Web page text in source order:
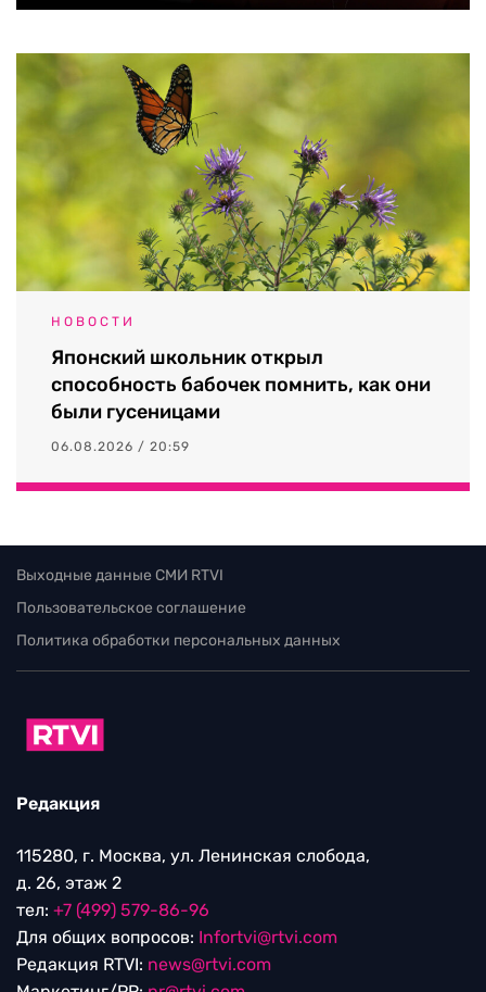
НОВОСТИ
Японский школьник открыл
способность бабочек помнить, как они
были гусеницами
06.08.2026 / 20:59
Выходные данные СМИ RTVI
Пользовательское соглашение
Политика обработки персональных данных
Редакция
115280, г. Москва, ул. Ленинская слобода,
д. 26, этаж 2
тел: +7 (499) 579-86-96
Для общих вопросов: Infortvi@rtvi.com
Редакция RTVI: news@rtvi.com